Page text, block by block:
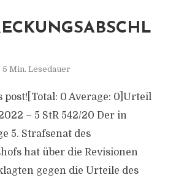
5 Min. Lesedauer
post![Total: 0 Average: 0]Urteil
– 5 StR 542/20 Der in
5. Strafsenat des
hat über die Revisionen
gegen die Urteile des